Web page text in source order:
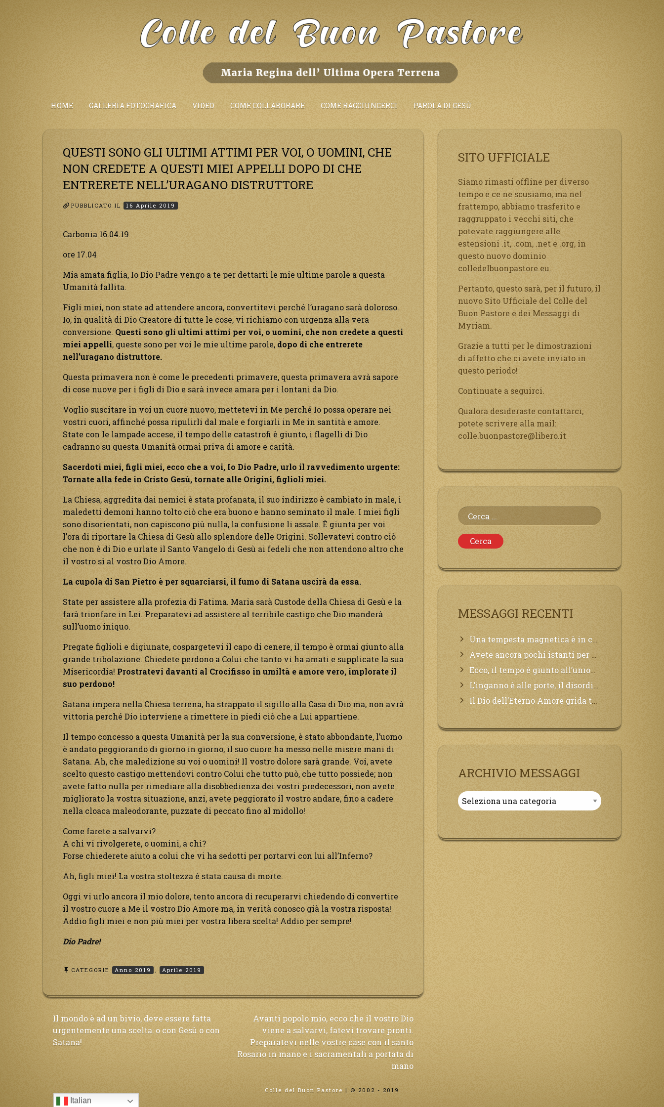
HOME GALLERIA FOTOGRAFICA VIDEO COME COLLABORARE COME RAGGIUNGERCI PAROLA DI GESÙ
QUESTI SONO GLI ULTIMI ATTIMI PER VOI, O UOMINI, CHE
NON CREDETE A QUESTI MIEI APPELLI DOPO DI CHE
ENTRERETE NELL’URAGANO DISTRUTTORE
PUBBLICATO IL 16 Aprile 2019
Carbonia 16.04.19
ore 17.04
Mia amata figlia, Io Dio Padre vengo a te per dettarti le mie ultime parole a questa
Umanità fallita.
Figli miei, non state ad attendere ancora, convertitevi perché l’uragano sarà doloroso.
Io, in qualità di Dio Creatore di tutte le cose, vi richiamo con urgenza alla vera
conversione. Questi sono gli ultimi attimi per voi, o uomini, che non credete a questi
miei appelli, queste sono per voi le mie ultime parole, dopo di che entrerete
nell’uragano distruttore.
Questa primavera non è come le precedenti primavere, questa primavera avrà sapore
di cose nuove per i figli di Dio e sarà invece amara per i lontani da Dio.
Voglio suscitare in voi un cuore nuovo, mettetevi in Me perché Io possa operare nei
vostri cuori, affinché possa ripulirli dal male e forgiarli in Me in santità e amore.
State con le lampade accese, il tempo delle catastrofi è giunto, i flagelli di Dio
cadranno su questa Umanità ormai priva di amore e carità.
Sacerdoti miei, figli miei, ecco che a voi, Io Dio Padre,urlo il ravvedimento urgente:
Tornate alla fede in Cristo Gesù, tornate alle Origini, figlioli miei.
La Chiesa, aggredita dai nemici è stata profanata, il suo indirizzo è cambiato in male, i
maledetti demoni hanno tolto ciò che era buono e hanno seminato il male. I miei figli
sono disorientati, non capiscono più nulla, la confusione li assale. È giunta per voi
l’ora di riportare la Chiesa di Gesù allo splendore delle Origini. Sollevatevi contro ciò
che non è di Dio e urlate il Santo Vangelo di Gesù ai fedeli che non attendono altro che
il vostro sì al vostro Dio Amore.
La cupola di San Pietro è per squarciarsi, il fumo di Satana uscirà da essa.
State per assistere alla profezia di Fatima. Maria sarà Custode della Chiesa di Gesù e la
farà trionfare in Lei. Preparatevi ad assistere al terribile castigo che Dio manderà
sull’uomo iniquo.
Pregate figlioli e digiunate, cospargetevi il capo di cenere, il tempo è ormai giunto alla
grande tribolazione. Chiedete perdono a Colui che tanto vi ha amati e supplicate la sua
Misericordia! Prostratevi davanti al Crocifisso in umiltà e amore vero, implorate il
suo perdono!
Satana impera nella Chiesa terrena, ha strappato il sigillo alla Casa di Dio ma, non avrà
vittoria perché Dio interviene a rimettere in piedi ciò che a Lui appartiene.
Il tempo concesso a questa Umanità per la sua conversione, è stato abbondante, l’uomo
è andato peggiorando di giorno in giorno, il suo cuore ha messo nelle misere mani di
Satana. Ah, che maledizione su voi o uomini! Il vostro dolore sarà grande. Voi, avete
scelto questo castigo mettendovi contro Colui che tutto può, che tutto possiede; non
avete fatto nulla per rimediare alla disobbedienza dei vostri predecessori, non avete
migliorato la vostra situazione, anzi, avete peggiorato il vostro andare, fino a cadere
nella cloaca maleodorante, puzzate di peccato fino al midollo!
Come farete a salvarvi?
A chi vi rivolgerete, o uomini, a chi?
Forse chiederete aiuto a colui che vi ha sedotti per portarvi con lui all’Inferno?
Ah, figli miei! La vostra stoltezza è stata causa di morte.
Oggi vi urlo ancora il mio dolore, tento ancora di recuperarvi chiedendo di convertire
il vostro cuore a Me il vostro Dio Amore ma, in verità conosco già la vostra risposta!
Addio figli miei e non più miei per vostra libera scelta! Addio per sempre!
Dio Padre!
CATEGORIE Anno 2019 Aprile 2019
Navigazione
articoli
Il mondo è ad un bivio, deve essere fatta
urgentemente una scelta: o con Gesù o con
Satana!
Avanti popolo mio, ecco che il vostro Dio
viene a salvarvi, fatevi trovare pronti.
Preparatevi nelle vostre case con il santo
Rosario in mano e i sacramentali a portata di
mano
SITO UFFICIALE
Siamo rimasti offline per diverso
tempo e ce ne scusiamo, ma nel
frattempo, abbiamo trasferito e
raggruppato i vecchi siti, che
potevate raggiungere alle
estensioni .it, .com, .net e .org, in
questo nuovo dominio
colledelbuonpastore.eu.
Pertanto, questo sarà, per il futuro, il
nuovo Sito Ufficiale del Colle del
Buon Pastore e dei Messaggi di
Myriam.
Grazie a tutti per le dimostrazioni
di affetto che ci avete inviato in
questo periodo!
Continuate a seguirci.
Qualora desideraste contattarci,
potete scrivere alla mail:
colle.buonpastore@libero.it
Ricerca
per:
MESSAGGI RECENTI
Una tempesta magnetica è in corso, questa generazione patirà. Il black out non tarderà ad arrivare e tutta la Terra sarà oscurata.
Avete ancora pochi istanti per convertirvi, non perdete tempo, la sciagura arriverà all’improvviso e per chi non si sarà preparato saranno dolori.
Ecco, il tempo è giunto all’unione del Padre con il figlio, non avete che da attendere pochissimo.
L’inganno è alle porte, il disordine degli ordinati urlerà perdono, ma sarà troppo tardi, il tradimento è stato grande!
Il Dio dell’Eterno Amore grida tutto il Suo bene per i Suoi,richiama a Sé i lontani, affinché si pentano e tornino a Lui:
ARCHIVIO MESSAGGI
Archivio
Messaggi
Colle del Buon Pastore | © 2002 - 2019
Italian